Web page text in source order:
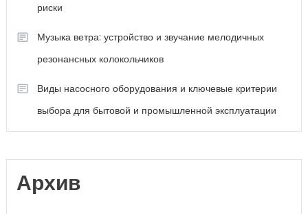
риски
Музыка ветра: устройство и звучание мелодичных
резонансных колокольчиков
Виды насосного оборудования и ключевые критерии
выбора для бытовой и промышленной эксплуатации
Архив